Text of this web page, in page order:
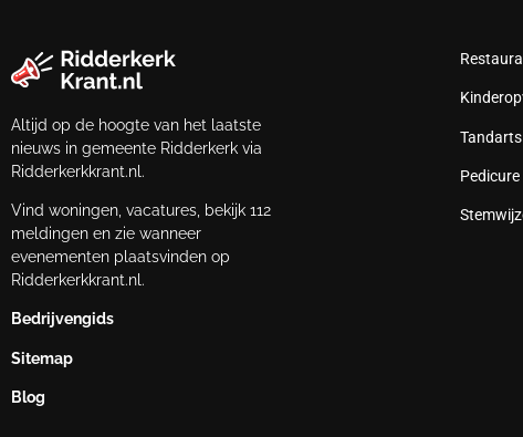
Altijd op de hoogte van het laatste
nieuws in gemeente Ridderkerk via
Ridderkerkkrant.nl.
Vind woningen, vacatures, bekijk 112
meldingen en zie wanneer
evenementen plaatsvinden op
Ridderkerkkrant.nl.
Bedrijvengids
Sitemap
Blog